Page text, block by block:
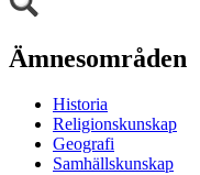
Ämnesområden
Historia
Religionskunskap
Geografi
Samhällskunskap